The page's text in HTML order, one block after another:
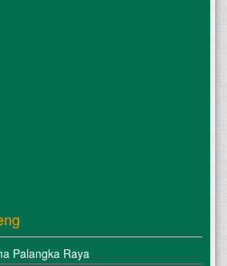
Palangka Raya